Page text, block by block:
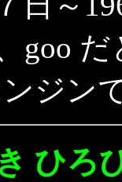
goo
ジン
ろ